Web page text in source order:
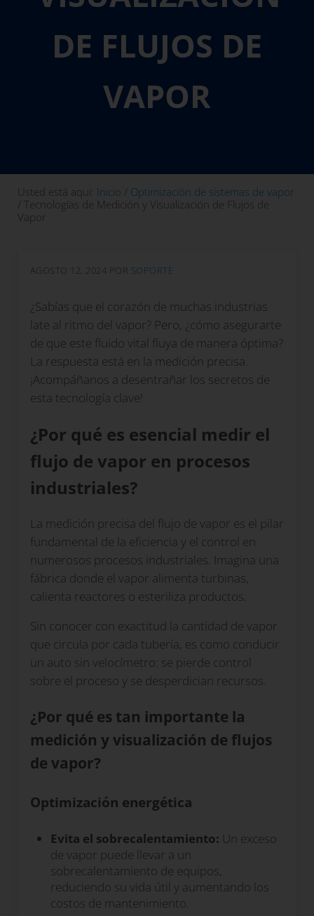
DE FLUJOS DE
VAPOR
Usted está aquí: Inicio / Optimización de sistemas de vapor
/ Tecnologías de Medición y Visualización de Flujos de
Vapor
AGOSTO 12, 2024 POR SOPORTE
¿Sabías que el corazón de muchas industrias
late al ritmo del vapor? Pero, ¿cómo asegurarte
de que este fluido vital fluya de manera óptima?
La respuesta está en la medición precisa.
¡Acompáñanos a desentrañar los secretos de
esta tecnología clave!
¿Por qué es esencial medir el
flujo de vapor en procesos
industriales?
La medición precisa del flujo de vapor es el pilar
fundamental de la eficiencia y el control en
numerosos procesos industriales. Imagina una
fábrica donde el vapor alimenta turbinas,
calienta reactores o esteriliza productos.
Sin conocer con exactitud la cantidad de vapor
que circula por cada tubería, es como conducir
un auto sin velocímetro: se pierde control
sobre el proceso y se desperdician recursos.
¿Por qué es tan importante la
medición y visualización de flujos
de vapor?
Optimización energética
Evita el sobrecalentamiento: Un exceso
de vapor puede llevar a un
sobrecalentamiento de equipos,
reduciendo su vida útil y aumentando los
costos de mantenimiento.